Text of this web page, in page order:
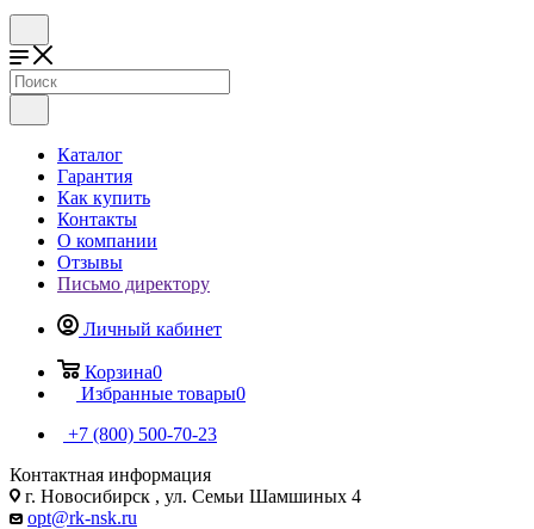
Каталог
Гарантия
Как купить
Контакты
О компании
Отзывы
Письмо директору
Личный кабинет
Корзина0
Избранные товары0
+7 (800) 500-70-23
Контактная информация
г. Новосибирск , ул. Семьи Шамшиных 4
opt@rk-nsk.ru